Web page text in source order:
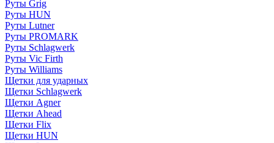
Руты Grig
Руты HUN
Руты Lutner
Руты PROMARK
Руты Schlagwerk
Руты Vic Firth
Руты Williams
Щетки для ударных
Щетки Schlagwerk
Щетки Agner
Щетки Ahead
Щетки Flix
Щетки HUN